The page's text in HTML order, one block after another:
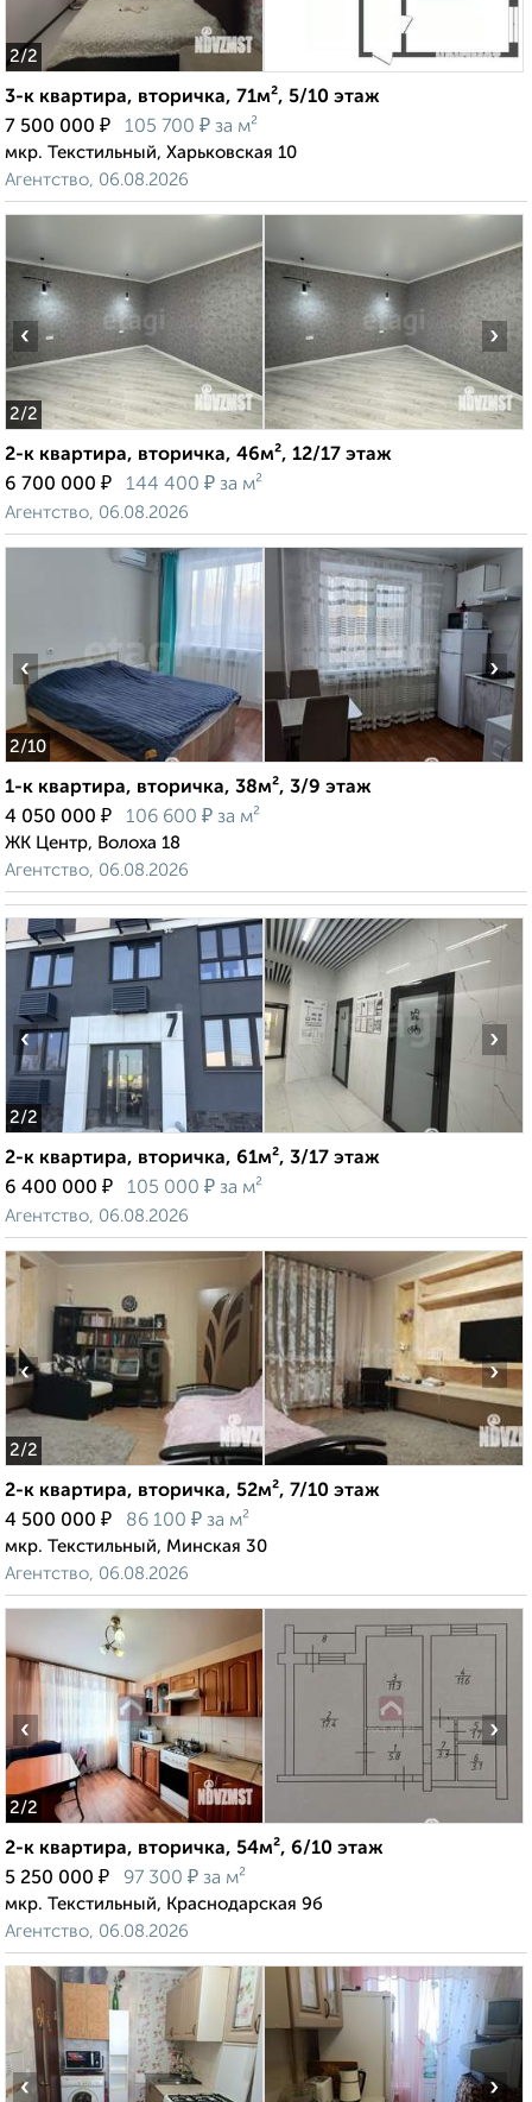
2/2
3-к квартира, вторичка, 71м², 5/10 этаж
7 500 000 ₽ 105 700 ₽ за м²
мкр. Текстильный, Харьковская 10
Агентство, 06.08.2026
2/2
‹ ›
2-к квартира, вторичка, 46м², 12/17 этаж
6 700 000 ₽ 144 400 ₽ за м²
Агентство, 06.08.2026
2/10
‹ ›
1-к квартира, вторичка, 38м², 3/9 этаж
4 050 000 ₽ 106 600 ₽ за м²
ЖК Центр, Волоха 18
Агентство, 06.08.2026
2/2
‹ ›
2-к квартира, вторичка, 61м², 3/17 этаж
6 400 000 ₽ 105 000 ₽ за м²
Агентство, 06.08.2026
2/2
‹ ›
2-к квартира, вторичка, 52м², 7/10 этаж
4 500 000 ₽ 86 100 ₽ за м²
мкр. Текстильный, Минская 30
Агентство, 06.08.2026
2/2
‹ ›
2-к квартира, вторичка, 54м², 6/10 этаж
5 250 000 ₽ 97 300 ₽ за м²
мкр. Текстильный, Краснодарская 9б
Агентство, 06.08.2026
‹ ›